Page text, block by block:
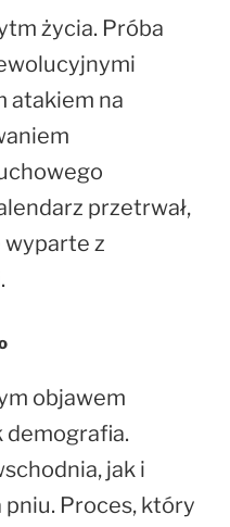
życia. Próba
atakiem na
przetrwał,
wyparte z
objawem
demografia.
jak i
pniu. Proces, który